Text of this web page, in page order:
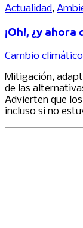
Actualidad,
¡Oh!, ¿y
Cambio climático
Mitigación,
de las
Advierten que
incluso si no